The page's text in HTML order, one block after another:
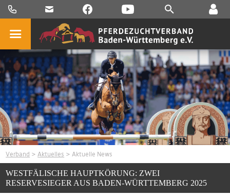
Verband >Aktuelles > Aktuelle News
WESTFÄLISCHE HAUPTKÖRUNG: ZWEI
RESERVESIEGER AUS BADEN-WÜRTTEMBERG 2025